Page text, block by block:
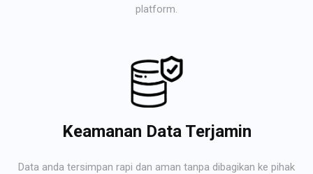
platform.
Keamanan Data Terjamin
Data anda tersimpan rapi dan aman tanpa dibagikan ke pihak